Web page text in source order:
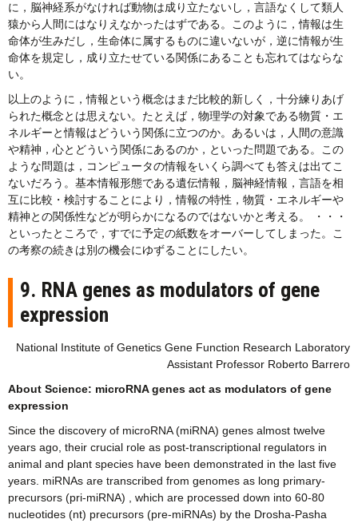
に，脳神経系がなければ動物は成り立たないし，言語なくして類人
猿から人間にはなりえなかったはずである。このように，情報は生
命体が生みだし，生命体に属するものに違いないが，逆に情報が生
命体を規定し，成り立たせている関係にあることも忘れてはならな
い。
以上のように，情報という概念はまだ比較的新しく，十分練りあげ
られた概念とは思えない。たとえば，物理学の対象である物質・エ
ネルギーと情報はどういう関係に立つのか。あるいは，人間の意識
や精神，心とどういう関係にあるのか，といった問題である。この
ような問題は，コンピュータの情報をいくら調べても答えは出てこ
ないだろう。基本情報形態である遺伝情報，脳神経情報，言語を相
互に比較・検討することにより，情報の特性，物質・エネルギーや
精神との関係性などが明らかになるのではないかと考える。 ・・・
といったところで，すでに予定の紙数をオーバーしてしまった。こ
の考察の続きは別の機会にゆずることにしたい。
9. RNA genes as modulators of gene
expression
National Institute of Genetics Gene Function Research Laboratory
Assistant Professor Roberto Barrero
About Science: microRNA genes act as modulators of gene
expression
Since the discovery of microRNA (miRNA) genes almost twelve
years ago, their crucial role as post-transcriptional regulators in
animal and plant species have been demonstrated in the last five
years. miRNAs are transcribed from genomes as long primary-
precursors (pri-miRNA) , which are processed down into 60-80
nucleotides (nt) precursors (pre-miRNAs) by the Drosha-Pasha